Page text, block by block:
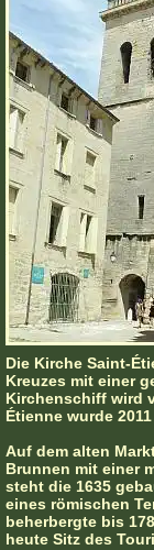
Die Kirche Saint-
Kreuzes mit einer
Kirchenschiff wird
Étienne wurde
Auf dem alten
Brunnen mit einer
steht die 1635
eines römischen
beherbergte bis
heute Sitz des